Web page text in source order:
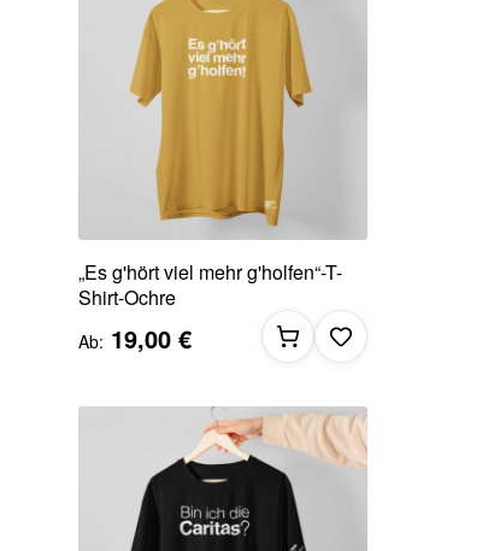
„Es g'hört viel mehr g'holfen“-T-
Shirt-Ochre
Ab 19,00 €